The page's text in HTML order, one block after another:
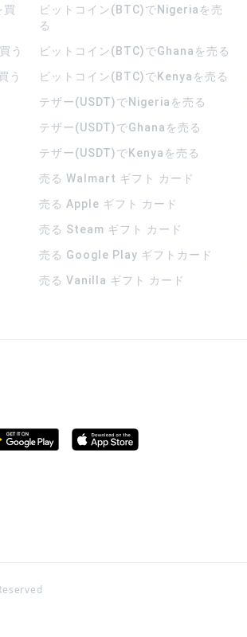
買
う
う
ビットコイン(BTC)でNigeriaを売
る
ビットコイン(BTC)でGhanaを売る
ビットコイン(BTC)でKenyaを売る
テザー(USDT)でNigeriaを売る
テザー(USDT)でGhanaを売る
テザー(USDT)でKenyaを売る
売る Walmart ギフト カード
売る Apple ギフト カード
売る Steam ギフト カード
売る Google Play ギフトカード
売る Vanilla ギフト カード